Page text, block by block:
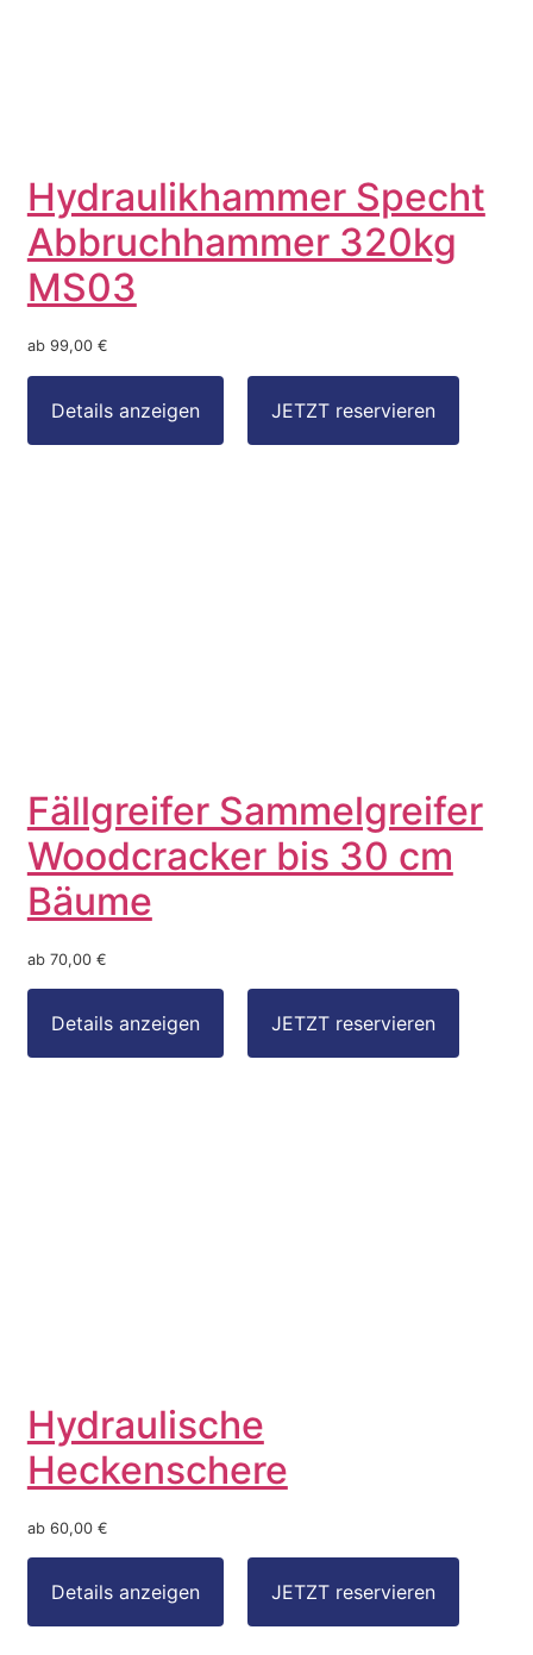
Hydraulikhammer Specht
Abbruchhammer 320kg
MS03
ab 99,00 €
Fällgreifer Sammelgreifer
Woodcracker bis 30 cm
Bäume
ab 70,00 €
Hydraulische
Heckenschere
ab 60,00 €